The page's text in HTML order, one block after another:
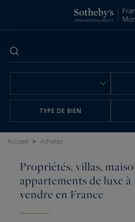
TYPE DE BIEN
Accueil > Acheter
Propriétés, villas,
appartements de luxe à
vendre en France